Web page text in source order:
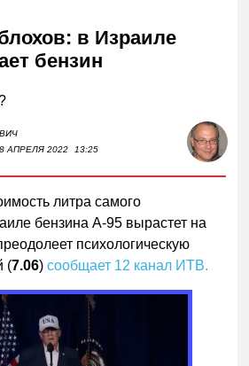
в Израиле
бензин
АПРЕЛЯ 2022 13:25
литра самого
бензина А-95 вырастет на
психологическую
(7.06)сообщает 12 канал ИТВ.